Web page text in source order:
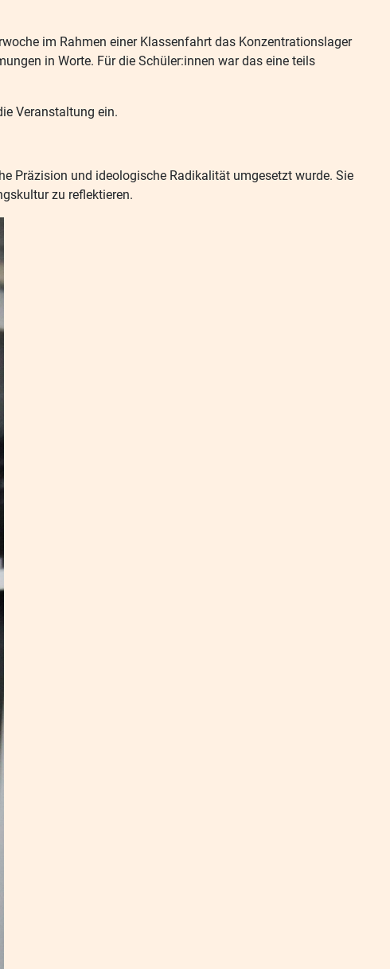
im Rahmen einer Klassenfahrt das Konzentrationslager
in Worte. Für die Schüler:innen war das eine teils
Veranstaltung ein.
Präzision und ideologische Radikalität umgesetzt wurde. Sie
zu reflektieren.